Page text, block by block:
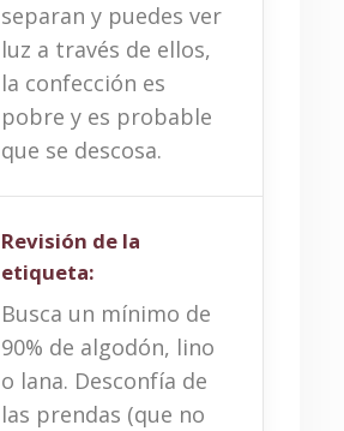
separan y puedes ver
luz a través de ellos,
la confección es
pobre y es probable
que se descosa.
Revisión de la
etiqueta:
Busca un mínimo de
90% de algodón, lino
o lana. Desconfía de
las prendas (que no